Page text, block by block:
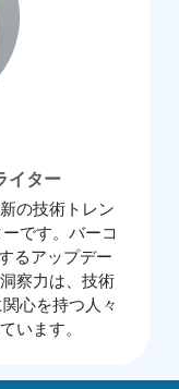
イター
の技術トレン
です。バーコ
るアップデー
察力は、技術
心を持つ人々
います。